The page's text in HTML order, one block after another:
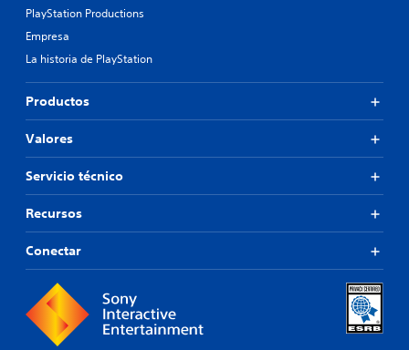
PlayStation Productions
Empresa
La historia de PlayStation
Productos
Valores
Servicio técnico
Recursos
Conectar